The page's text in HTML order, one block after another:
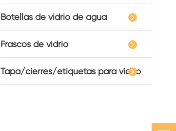
Botellas de vidrio de agua
Frascos de vidrio
Tapa/cierres/etiquetas para vidrio